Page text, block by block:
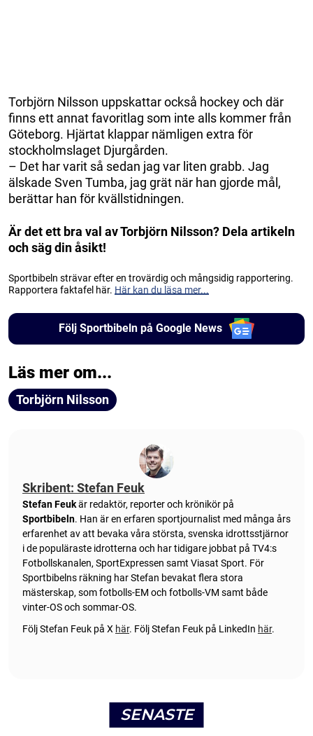
Torbjörn Nilsson uppskattar också hockey och där
finns ett annat favoritlag som inte alls kommer från
Göteborg. Hjärtat klappar nämligen extra för
stockholmslaget Djurgården.
– Det har varit så sedan jag var liten grabb. Jag
älskade Sven Tumba, jag grät när han gjorde mål,
berättar han för kvällstidningen.
Är det ett bra val av Torbjörn Nilsson? Dela artikeln
och säg din åsikt!
Sportbibeln strävar efter en trovärdig och mångsidig rapportering.
Rapportera faktafel här. Här kan du läsa mer...
Följ Sportbibeln på Google News
Läs mer om...
Torbjörn Nilsson
Skribent: Stefan Feuk
Stefan Feukär redaktör, reporter och krönikör på
Sportbibeln. Han är en erfaren sportjournalist med många års
erfarenhet av att bevaka våra största, svenska idrottsstjärnor
i de populäraste idrotterna och har tidigare jobbat på TV4:s
Fotbollskanalen, SportExpressen samt Viasat Sport. För
Sportbibelns räkning har Stefan bevakat flera stora
mästerskap, som fotbolls-EM och fotbolls-VM samt både
vinter-OS och sommar-OS.
Följ Stefan Feuk på X här. Följ Stefan Feuk på LinkedIn här.
SENASTE